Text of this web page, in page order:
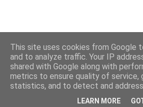
This site uses cookies from Google
and to analyze traffic. Your IP
shared with Google along with
metrics to ensure quality of service,
statistics, and to detect and
LEARN MORE